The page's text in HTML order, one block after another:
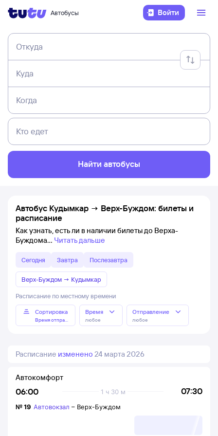
Автобусы Войти
Откуда
Куда
Когда
Кто едет
Найти автобусы
Автобус Кудымкар → Верх-Буждом: билеты и
расписание
Как узнать, есть ли в наличии билеты до Верха-
Буждома
Читать дальше
Сегодня Завтра Послезавтра
Верх-Буждом → Кудымкар
Расписание по местному времени
Сортировка
Время отправления
Время
любое
Отправление
любое
Расписание изменено 24 марта 2026
06:00 07:30
1 ч 30 м
Автокомфорт
№19 Автовокзал – Верх-Буждом